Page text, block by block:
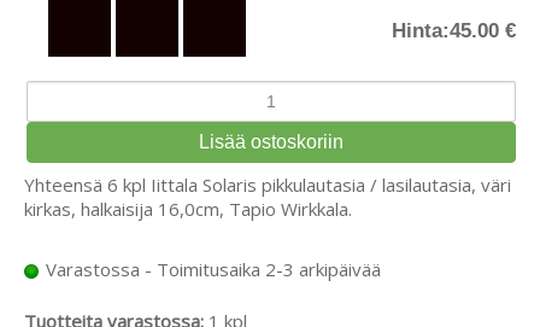
Hinta:45.00 €
Yhteensä 6 kpl Iittala Solaris pikkulautasia / lasilautasia, väri
kirkas, halkaisija 16,0cm, Tapio Wirkkala.
Varastossa - Toimitusaika 2-3 arkipäivää
Tuotteita varastossa: 1 kpl